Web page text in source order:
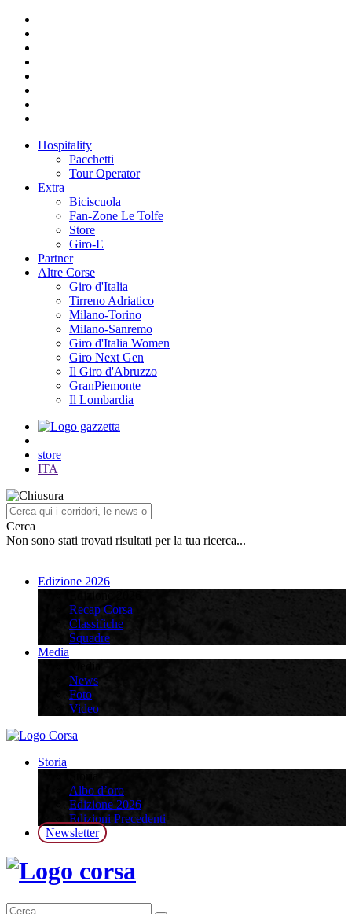
Hospitality
Pacchetti
Tour Operator
Extra
Biciscuola
Fan-Zone Le Tolfe
Store
Giro-E
Partner
Altre Corse
Giro d'Italia
Tirreno Adriatico
Milano-Torino
Milano-Sanremo
Giro d'Italia Women
Giro Next Gen
Il Giro d'Abruzzo
GranPiemonte
Il Lombardia
store
ITA
Cerca
Non sono stati trovati risultati per la tua ricerca...
Edizione 2026
Recap Corsa
Classifiche
Squadre
Media
News
Foto
Video
Storia
Albo d’oro
Edizione 2026
Edizioni Precedenti
Newsletter